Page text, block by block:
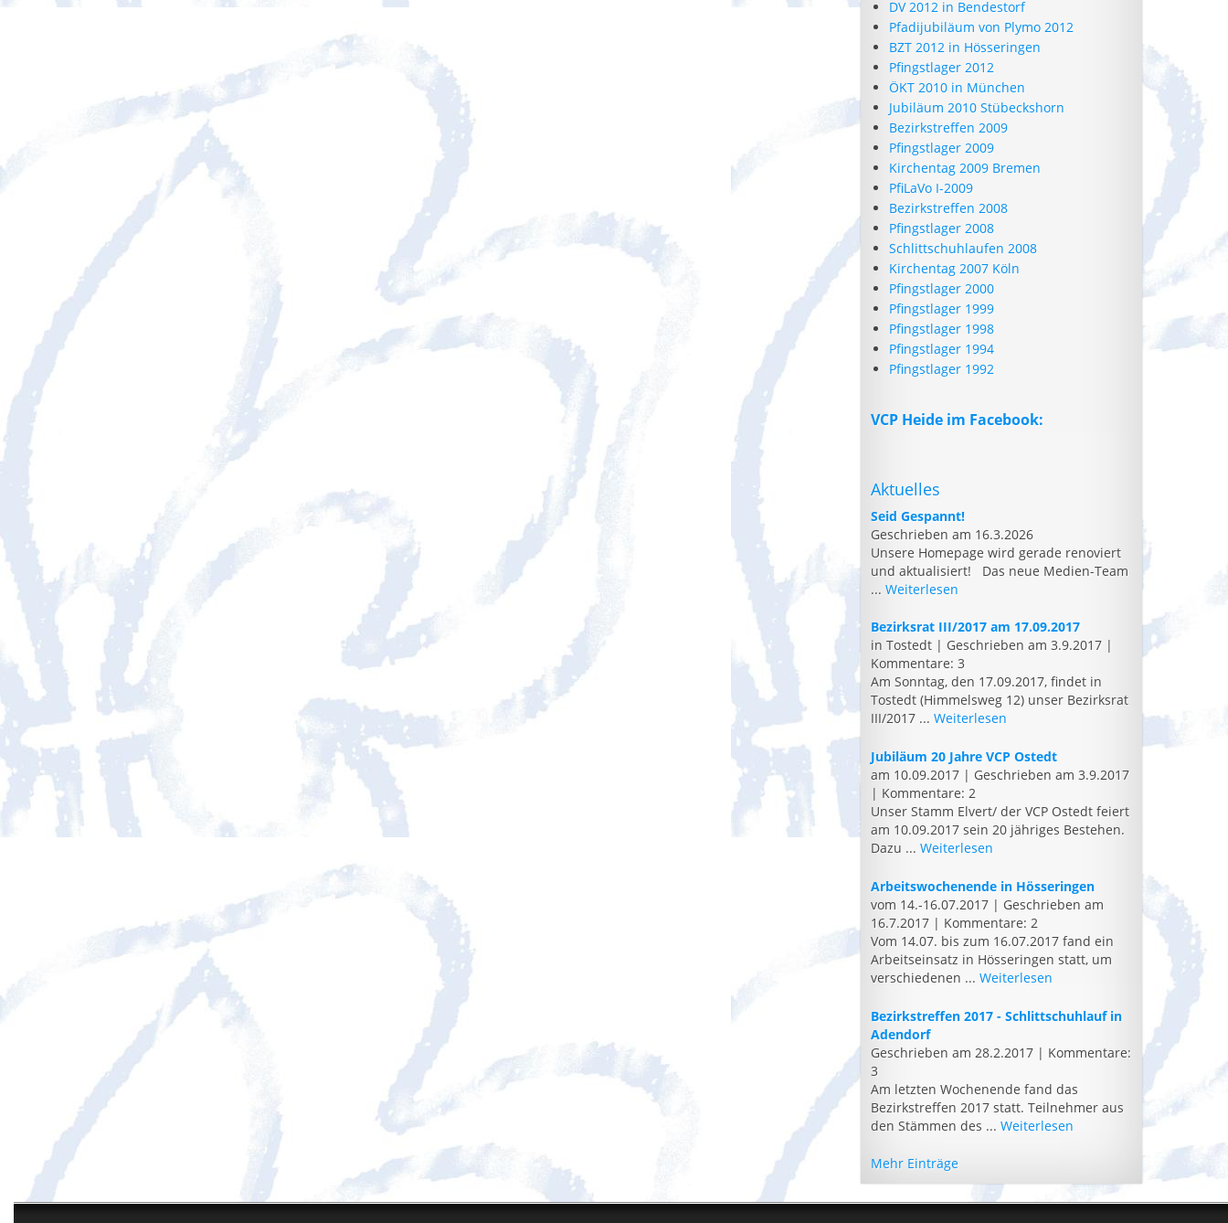
DV 2012 in Bendestorf
Pfadijubiläum von Plymo 2012
BZT 2012 in Hösseringen
Pfingstlager 2012
ÖKT 2010 in München
Jubiläum 2010 Stübeckshorn
Bezirkstreffen 2009
Pfingstlager 2009
Kirchentag 2009 Bremen
PfiLaVo I-2009
Bezirkstreffen 2008
Pfingstlager 2008
Schlittschuhlaufen 2008
Kirchentag 2007 Köln
Pfingstlager 2000
Pfingstlager 1999
Pfingstlager 1998
Pfingstlager 1994
Pfingstlager 1992
VCP Heide im Facebook:
Aktuelles
Seid Gespannt!
Geschrieben am 16.3.2026
Unsere Homepage wird gerade renoviert
und aktualisiert! Das neue Medien-Team
...Weiterlesen
Bezirksrat III/2017 am 17.09.2017
in Tostedt | Geschrieben am 3.9.2017 |
Kommentare: 3
Am Sonntag, den 17.09.2017, findet in
Tostedt (Himmelsweg 12) unser Bezirksrat
III/2017 ...Weiterlesen
Jubiläum 20 Jahre VCP Ostedt
am 10.09.2017 | Geschrieben am 3.9.2017
| Kommentare: 2
Unser Stamm Elvert/ der VCP Ostedt feiert
am 10.09.2017 sein 20 jähriges Bestehen.
Dazu ...Weiterlesen
Arbeitswochenende in Hösseringen
vom 14.-16.07.2017 | Geschrieben am
16.7.2017 | Kommentare: 2
Vom 14.07. bis zum 16.07.2017 fand ein
Arbeitseinsatz in Hösseringen statt, um
verschiedenen ...Weiterlesen
Bezirkstreffen 2017 - Schlittschuhlauf in
Adendorf
Geschrieben am 28.2.2017 | Kommentare:
3
Am letzten Wochenende fand das
Bezirkstreffen 2017 statt. Teilnehmer aus
den Stämmen des ...Weiterlesen
Mehr Einträge